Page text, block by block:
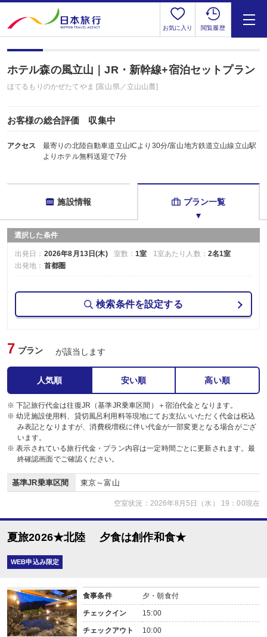
お気に入り 閲覧履歴
ホテル森の風立山｜JR・新幹線+宿泊セットプラン
ほてるもりのかぜたてやま [富山県／立山山麓]
お客様の総合評価 収集中
アクセス
最寄りの北陸自動車道立山ICより30分/富山地方鉄道立山線立山駅
よりホテル無料送迎で7分
施設情報 プラン一覧
選択した条件
出発日： 2026年8月13日(木) 室数：1室 1室あたり人数： 2名1室
出発地： 首都圏
検索条件を設定する
7 プラン が該当します
人気順 安い順 高い順
※ 下記旅行代金は往復JR（基準JR乗車区間）＋宿泊代金となります。
※ 幼児施設使用料、貸切風呂利用料等現地にてお支払いいただく代金は税込
み表記となりますが、消費税増税に伴い代金が一部変更となる場合がござ
います。
※ 表示されている旅行代金・プラン内容は一定時間ごとに更新されます。最
終確認画面でご確認ください。
基準JR乗車区間 東京～富山
空室状況：2026年8月5日（水） 19：00現在
夏旅2026★北陸 夕食は創作和食★
WEB申込み限定
食事条件 夕・朝食付
チェックイン 15:00
チェックアウト 10:00